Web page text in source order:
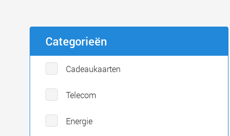
Categorieën
Cadeaukaarten
Telecom
Energie